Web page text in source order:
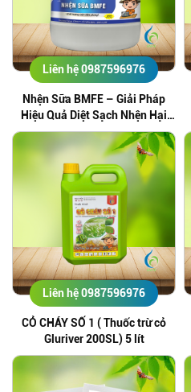
Liên hệ 0987596976
Nhện Sữa BMFE – Giải Pháp
Hiệu Quả Diệt Sạch Nhện Hại
Cây Trồng
Liên hệ 0987596976
CỎ CHÁY SỐ 1 ( Thuốc trừ cỏ
Gluriver 200SL) 5 lít